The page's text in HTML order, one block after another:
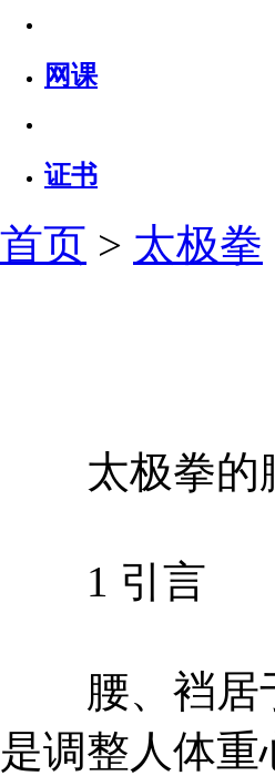
网课
证书
首页 > 太极拳
太极拳的腰
1 引言
腰、裆居于
是调整人体重